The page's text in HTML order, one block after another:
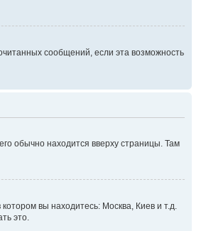
сообщений, если эта возможность
обычно находится вверху страницы. Там
вы находитесь: Москва, Киев и т.д.
это.